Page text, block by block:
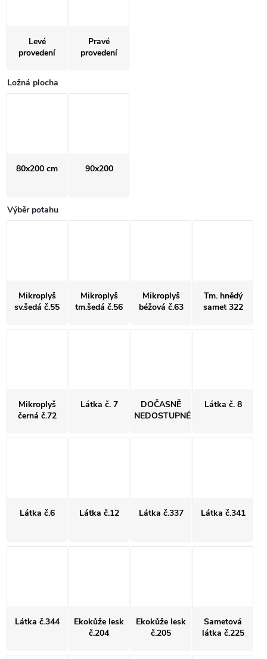
Levé
provedení
Pravé
provedení
Ložná plocha
80x200 cm 90x200
Výběr potahu
Mikroplyš
sv.šedá č.55
Mikroplyš
tm.šedá č.56
Mikroplyš
béžová č.63
Tm. hnědý
samet 322
Mikroplyš
černá č.72
Látka č. 7
DOČASNĚ
NEDOSTUPNÉ
Látka č. 8
Látka č.6 Látka č.12 Látka č.337 Látka č.341
Látka č.344
Ekokůže lesk
č.204
Ekokůže lesk
č.205
Sametová
látka č.225